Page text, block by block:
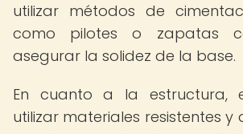
utilizar métodos de
como pilotes o zapatas
asegurar la solidez de la base.
En cuanto a la estructura,
utilizar materiales resistentes y